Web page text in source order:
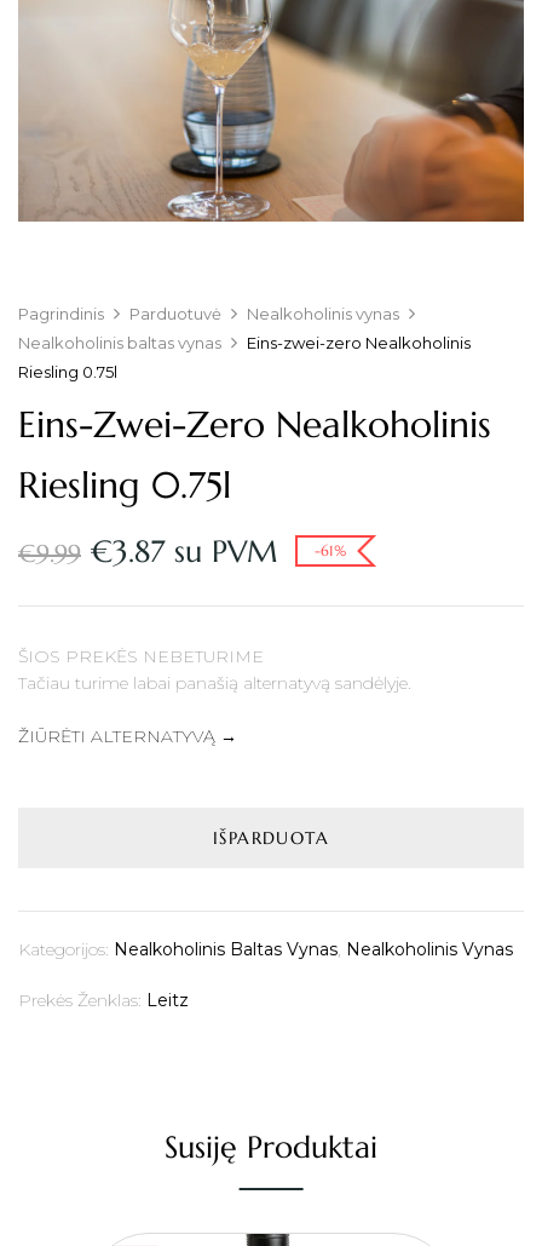
Pagrindinis Parduotuvė
Nealkoholinis vynas
Nealkoholinis baltas vynas
Eins-zwei-zero Nealkoholinis
Riesling 0.75l
Eins-Zwei-Zero Nealkoholinis
Riesling 0.75l
€9.99 €3.87su PVM -61%
ŠIOS PREKĖS NEBETURIME
Tačiau turime labai panašią alternatyvą sandėlyje.
ŽIŪRĖTI ALTERNATYVĄ →
IŠPARDUOTA
Kategorijos: Nealkoholinis Baltas Vynas, Nealkoholinis Vynas
Prekės Ženklas: Leitz
Susiję Produktai